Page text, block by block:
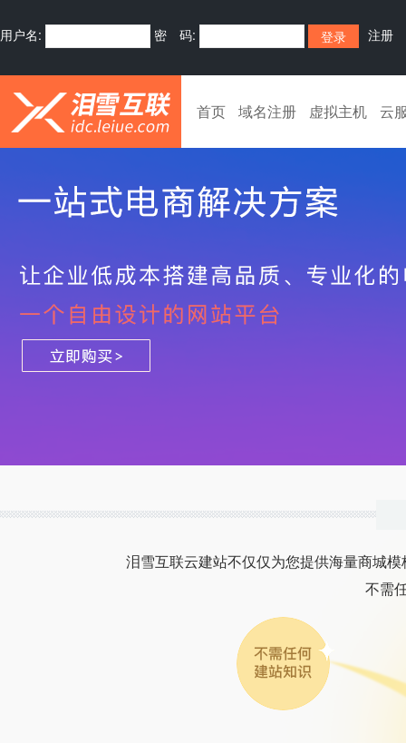
用户名: 密 码: 注册
首页 域名注册 虚拟主机 云
泪雪互联云建站不仅仅为您提供海量商城
不需